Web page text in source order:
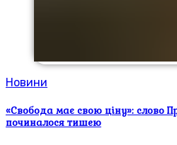
Новини
«Свобода має свою ціну»: слово
починалося тишею